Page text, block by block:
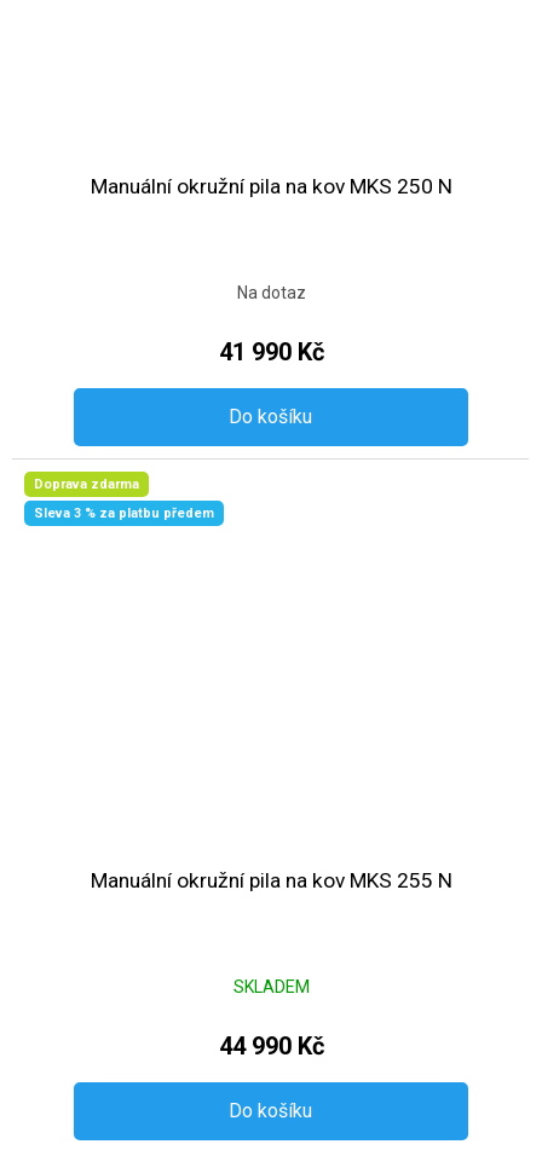
Manuální okružní pila na kov MKS 250 N
Na dotaz
41 990 Kč
Do košíku
Doprava zdarma
Sleva 3 % za platbu předem
Manuální okružní pila na kov MKS 255 N
SKLADEM
44 990 Kč
Do košíku